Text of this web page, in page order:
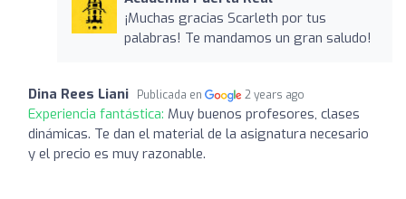
¡Muchas gracias Scarleth por tus
palabras! Te mandamos un gran saludo!
Dina Rees Liani Publicada en 2 years ago
Experiencia fantástica: Muy buenos profesores, clases
dinámicas. Te dan el material de la asignatura necesario
y el precio es muy razonable.